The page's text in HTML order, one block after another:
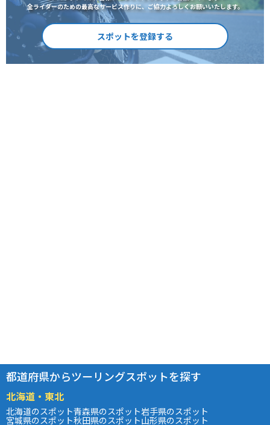
全ライダーのための最高なサービス作りに、ご協力よろしくお願いいたします。
スポットを登録する
都道府県からツーリングスポットを探す
北海道・東北
北海道のスポット青森県のスポット岩手県のスポット
宮城県のスポット秋田県のスポット山形県のスポット